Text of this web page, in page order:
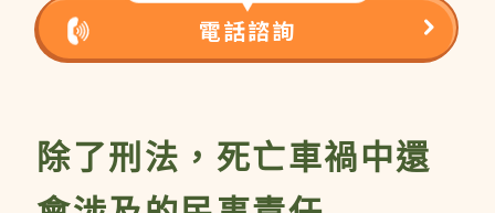
電話諮詢
除了刑法，死亡車禍中還